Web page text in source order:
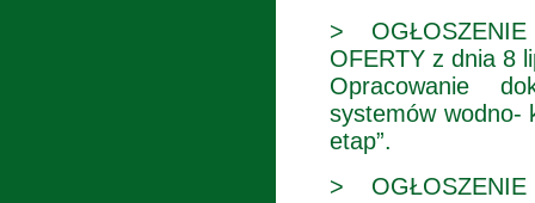
>
OFERTY z dnia 8
Opracowanie
systemów wodno-
etap”.
>